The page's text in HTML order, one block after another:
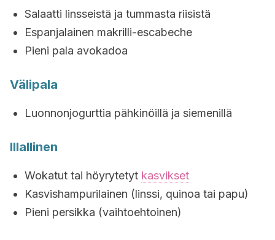
Salaatti linsseistä ja tummasta riisistä
Espanjalainen makrilli-escabeche
Pieni pala avokadoa
Välipala
Luonnonjogurttia pähkinöillä ja siemenillä
Illallinen
Wokatut tai höyrytetyt kasvikset
Kasvishampurilainen (linssi, quinoa tai papu)
Pieni persikka (vaihtoehtoinen)